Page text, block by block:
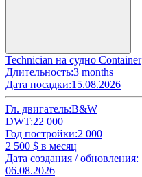
Technician на судно Container
Длительность:3 months
Дата посадки:15.08.2026
Гл. двигатель:B&W
DWT:22 000
Год постройки:2 000
2 500 $ в месяц
Дата создания / обновления:
06.08.2026